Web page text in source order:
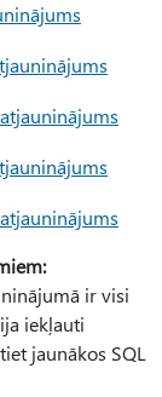
ir visi
iekļauti
jaunākos SQL